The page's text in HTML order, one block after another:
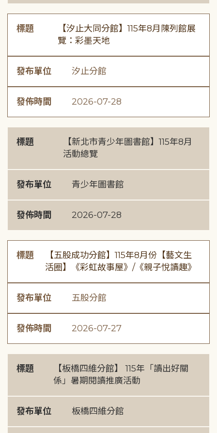
標題
【汐止大同分館】115年8月陳列館展
覽：彩墨天地
發布單位 汐止分館
發佈時間 2026-07-28
標題
【新北市青少年圖書館】115年8月
活動總覽
發布單位 青少年圖書館
發佈時間 2026-07-28
標題
【五股成功分館】115年8月份【藝文生
活圈】《彩虹故事屋》/《親子悅讀趣》
發布單位 五股分館
發佈時間 2026-07-27
標題
【板橋四維分館】 115年「讀出好關
係」暑期閱讀推廣活動
發布單位 板橋四維分館